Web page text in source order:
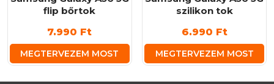
flip bőrtok
7.990 Ft
MEGTERVEZEM MOST
szilikon tok
6.990 Ft
MEGTERVEZEM MOST